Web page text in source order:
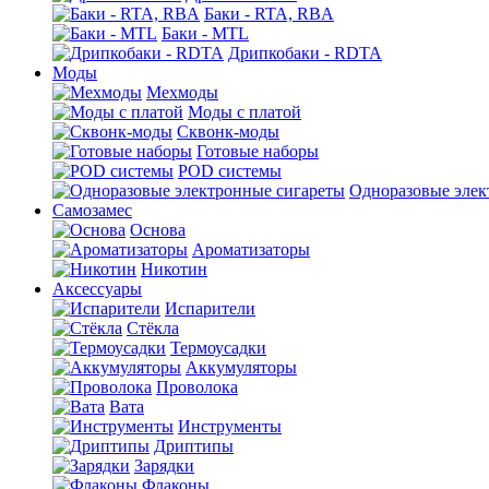
Баки - RTA, RBA
Баки - MTL
Дрипкобаки - RDTA
Моды
Мехмоды
Моды с платой
Сквонк-моды
Готовые наборы
POD системы
Одноразовые
Самозамес
Основа
Ароматизаторы
Никотин
Аксессуары
Испарители
Стёкла
Термоусадки
Аккумуляторы
Проволока
Вата
Инструменты
Дриптипы
Зарядки
Флаконы